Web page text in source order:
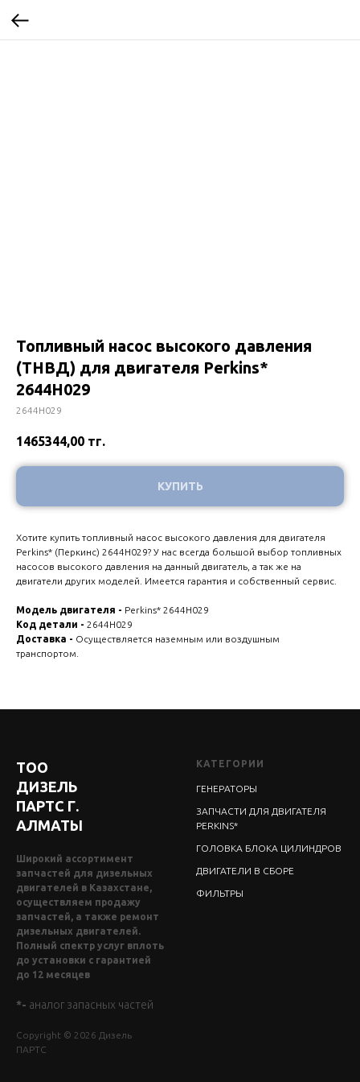
Топливный насос высокого давления
(ТНВД) для двигателя Perkins*
2644H029
2644H029
1465344,00 тг.
КУПИТЬ
Хотите купить топливный насос высокого давления для двигателя
Perkins* (Перкинс) 2644H029? У нас всегда большой выбор топливных
насосов высокого давления на данный двигатель, а так же на
двигатели других моделей. Имеется гарантия и собственный сервис.
Модель двигателя - Perkins* 2644H029
Код детали - 2644H029
Доставка - Осуществляется наземным или воздушным
транспортом.
ТОО
ДИЗЕЛЬ
ПАРТС Г.
АЛМАТЫ
Широкий ассортимент
запчастей для дизельных
двигателей в Казахстане,
осуществляем продажу
запчастей, а также ремонт
дизельных двигателей.
Полный спектр услуг вплоть
до установки с гарантией
до 12 месяцев
*- аналог запасных частей
Copyright © 2026 Дизель
ПАРТС
КАТЕГОРИИ
ГЕНЕРАТОРЫ
ЗАПЧАСТИ ДЛЯ ДВИГАТЕЛЯ
PERKINS*
ГОЛОВКА БЛОКА ЦИЛИНДРОВ
ДВИГАТЕЛИ В СБОРЕ
ФИЛЬТРЫ